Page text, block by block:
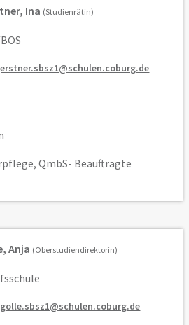
Ina (Studienrätin)
QmbS- Beauftragte
Anja (Oberstudiendirektorin)